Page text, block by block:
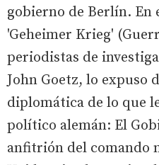
gobierno de Berlín. En
'Geheimer Krieg'
periodistas de
John Goetz, lo expuso
diplomática de lo que
político alemán: El
anfitrión del comando